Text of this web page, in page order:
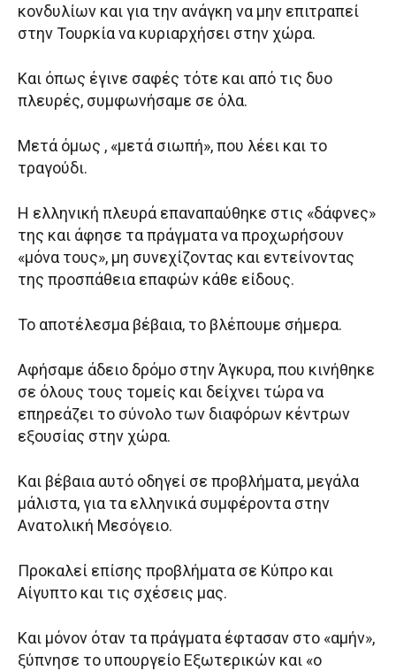
κονδυλίων και για την ανάγκη να μην επιτραπεί
στην Τουρκία να κυριαρχήσει στην χώρα.
Και όπως έγινε σαφές τότε και από τις δυο
πλευρές, συμφωνήσαμε σε όλα.
Μετά όμως , «μετά σιωπή», που λέει και το
τραγούδι.
Η ελληνική πλευρά επαναπαύθηκε στις «δάφνες»
της και άφησε τα πράγματα να προχωρήσουν
«μόνα τους», μη συνεχίζοντας και εντείνοντας
της προσπάθεια επαφών κάθε είδους.
Το αποτέλεσμα βέβαια, το βλέπουμε σήμερα.
Αφήσαμε άδειο δρόμο στην Άγκυρα, που κινήθηκε
σε όλους τους τομείς και δείχνει τώρα να
επηρεάζει το σύνολο των διαφόρων κέντρων
εξουσίας στην χώρα.
Και βέβαια αυτό οδηγεί σε προβλήματα, μεγάλα
μάλιστα, για τα ελληνικά συμφέροντα στην
Ανατολική Μεσόγειο.
Προκαλεί επίσης προβλήματα σε Κύπρο και
Αίγυπτο και τις σχέσεις μας.
Και μόνον όταν τα πράγματα έφτασαν στο «αμήν»,
ξύπνησε το υπουργείο Εξωτερικών και «ο